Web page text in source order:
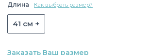
Длина Как выбрать размер?
41 см +
Заказать Ваш размер